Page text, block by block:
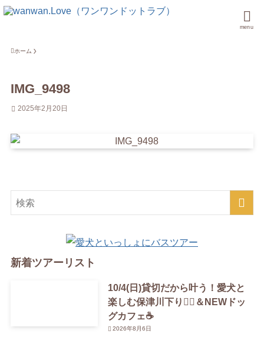
menu
ホーム
IMG_9498
2025年2月20日
新着ツアーリスト
10/4(日)貸切だから叶う！愛犬と
楽しむ保津川下り🚣‍♀️＆NEWドッ
グカフェ☕️
2026年8月6日